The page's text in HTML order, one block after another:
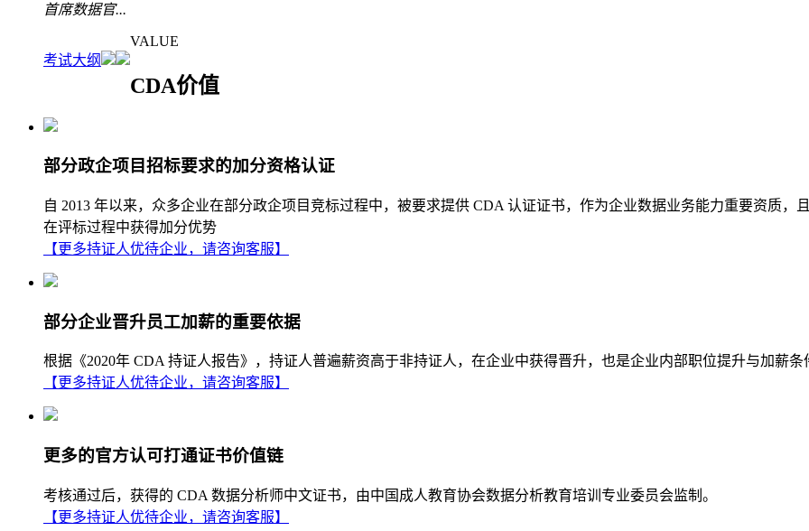
首席数据官...
考试大纲
VALUE
CDA价值
部分政企项目招标要求的加分资格认证
自 2013 年以来，众多企业在部分政企项目竞标过程中，被要求提供 CDA 认证证书，作为企业数据业务能力重要资质
在评标过程中获得加分优势
【更多持证人优待企业，请咨询客服】
部分企业晋升员工加薪的重要依据
根据《2020年 CDA 持证人报告》，持证人普遍薪资高于非持证人，在企业中获得晋升，也是企业内部职位提升与加薪条
【更多持证人优待企业，请咨询客服】
更多的官方认可打通证书价值链
考核通过后，获得的 CDA 数据分析师中文证书，由中国成人教育协会数据分析教育培训专业委员会监制。
【更多持证人优待企业，请咨询客服】